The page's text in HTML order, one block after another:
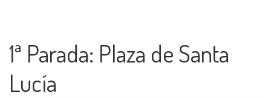
1ª Parada: Plaza de Santa
Lucía